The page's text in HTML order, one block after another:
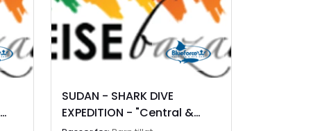
SUDAN - SHARK DIVE
EXPEDITION - "Central &